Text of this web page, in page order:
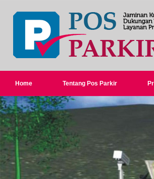
Home Tentang Pos Parkir